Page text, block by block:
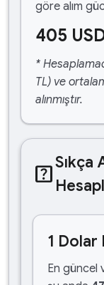
göre alım
405
*
TL) ve
alınmıştır.
help_centerSıkça
1 Dolar
En güncel